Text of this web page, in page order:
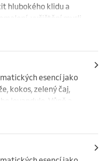
hlubokého klidu a
vyčištění mysli
esencí jako
kokos, zelený čaj,
levandule. Vůně a
rituál, který
napětí a probouzí